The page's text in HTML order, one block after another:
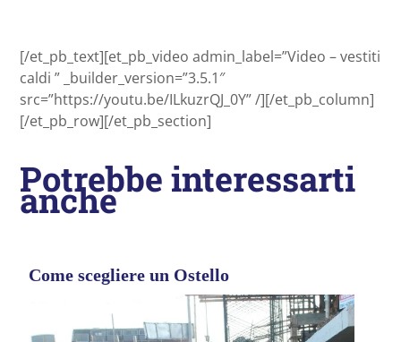
[/et_pb_text][et_pb_video admin_label=”Video – vestiti
caldi ” _builder_version=”3.5.1″
src=”https://youtu.be/ILkuzrQJ_0Y” /][/et_pb_column]
[/et_pb_row][/et_pb_section]
Potrebbe interessarti
anche
Come scegliere un Ostello